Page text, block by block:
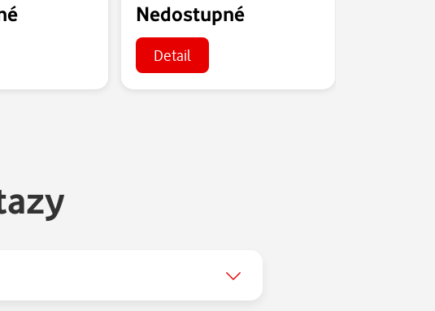
Nedostupné
Detail